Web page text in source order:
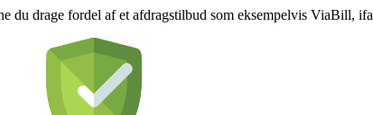
du drage fordel af et afdragstilbud som eksempelvis ViaBill,